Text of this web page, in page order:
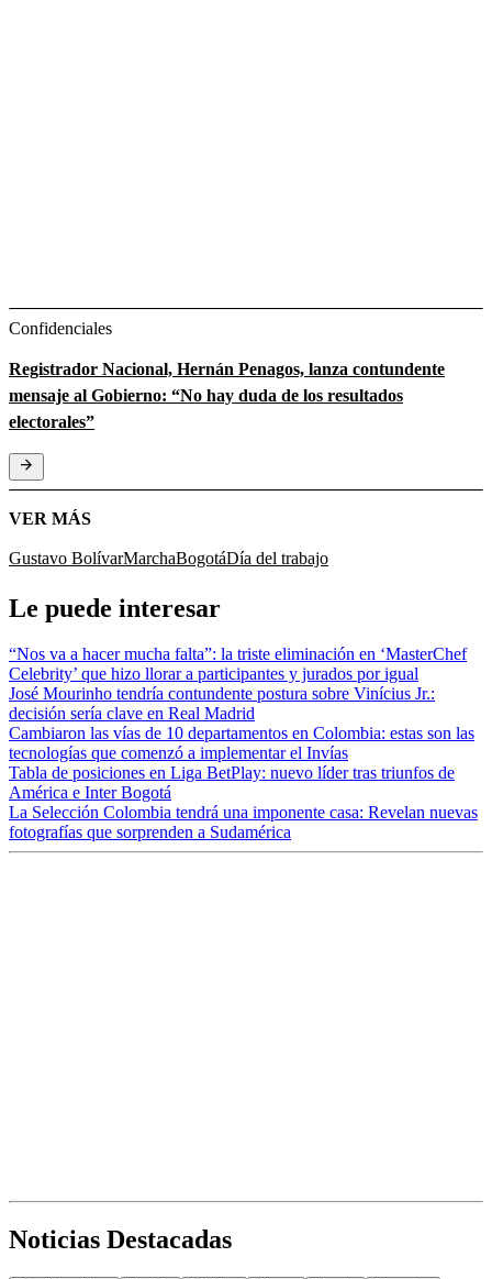
Confidenciales
Registrador Nacional, Hernán Penagos, lanza contundente
mensaje al Gobierno: “No hay duda de los resultados
electorales”
VER MÁS
Gustavo BolívarMarchaBogotáDía del trabajo
Le puede interesar
“Nos va a hacer mucha falta”: la triste eliminación en ‘MasterChef
Celebrity’ que hizo llorar a participantes y jurados por igual
José Mourinho tendría contundente postura sobre Vinícius Jr.:
decisión sería clave en Real Madrid
Cambiaron las vías de 10 departamentos en Colombia: estas son las
tecnologías que comenzó a implementar el Invías
Tabla de posiciones en Liga BetPlay: nuevo líder tras triunfos de
América e Inter Bogotá
La Selección Colombia tendrá una imponente casa: Revelan nuevas
fotografías que sorprenden a Sudamérica
Noticias Destacadas